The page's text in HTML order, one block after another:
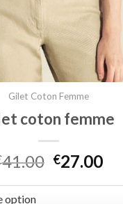
Gilet Coton Femme
coton femme
41.00 €27.00